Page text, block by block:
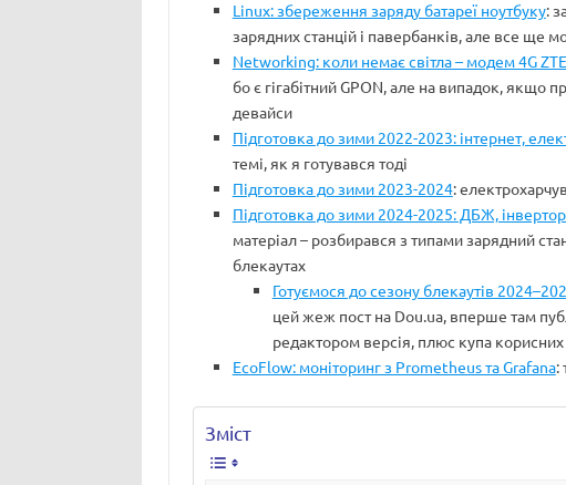
Linux: збереження заряду батареї ноутбуку:
зарядних станцій і павербанків, але все ще
Networking: коли немає світла – модем 4G
бо є гігабітний GPON, але на випадок, якщо
девайси
Підготовка до зими 2022-2023: інтернет,
темі, як я готувався тоді
Підготовка до зими 2023-2024:
Підготовка до зими 2024-2025: ДБЖ,
матеріал – розбирався з типами зарядний
блекаутах
Готуємося до сезону блекаутів
цей жеж пост на Dou.ua, вперше там
редактором версія, плюс купа
EcoFlow: моніторинг з Prometheus та Grafana:
Зміст